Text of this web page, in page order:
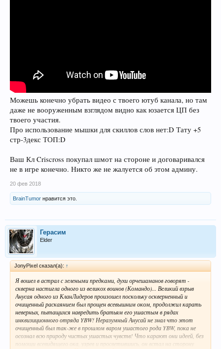
Можешь конечно убрать видео с твоего ютуб канала, но там
даже не вооруженным взглядом видно как юзается ЦП без
твоего участия.
Про использование мышки для скиллов слов нет:D Тату +5
стр-3декс ТОП:D
Ваш Кл Criscross покупал шмот на стороне и договаривался
не в игре конечно. Никто же не жалуется об этом админу.
20 фев 2018
BrainTumor нравится это.
Герасим
Elder
JonyPixel сказал(а): ↑
Я вошел в астрал с зелеными предками, духи орчешаманов говорят -
скверна настигла одного из великох воинов (Командо)... Великий взрыв
Анусая одного из КланЛидеров произошел поскольку оскверненный и
очищенный раскаянием был прощен всевышним оком, продолжил карать
неверных, пытащихся навредить братьям его ушастым в рядах
инквизиционного отряда YBW! Неразумный Анусай не знал что этот
очищенный был так-же в прошлом варом ушастого рода YBW, пока не
осознал всю природу чистых ушастых чувств! Что карают они идеей, без
помощи всевидящего ока, узрев и просветившись, он встал на сторону